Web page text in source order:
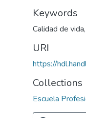
Keywords
Calidad de vida,
URI
https://
Collections
Escuela